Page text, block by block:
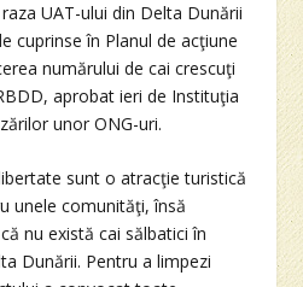
UAT-ului din Delta Dunării
cuprinse în Planul de acţiune
numărului de cai crescuţi
aprobat ieri de Instituţia
unor ONG-uri.
sunt o atracţie turistică
unele comunităţi, însă
nu există cai sălbatici în
Dunării. Pentru a limpezi